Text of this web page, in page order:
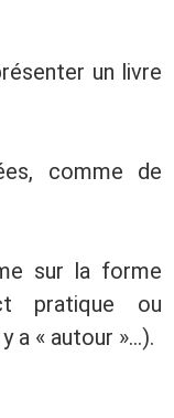
un livre
comme de
sur la forme
pratique ou
a « autour »…).